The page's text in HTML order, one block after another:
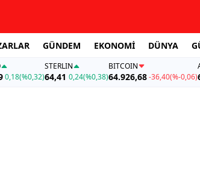
GÜNDEM EKONOMİ DÜNYA
0,18(%0,32)
STERLIN
64,41 0,24(%0,38)
BITCOIN
64.926,68-36,40(%-0,06)